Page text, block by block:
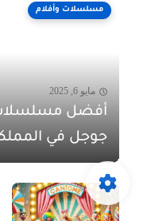
مسلسلات وأفلام
مايو 6, 2025
جوجل في